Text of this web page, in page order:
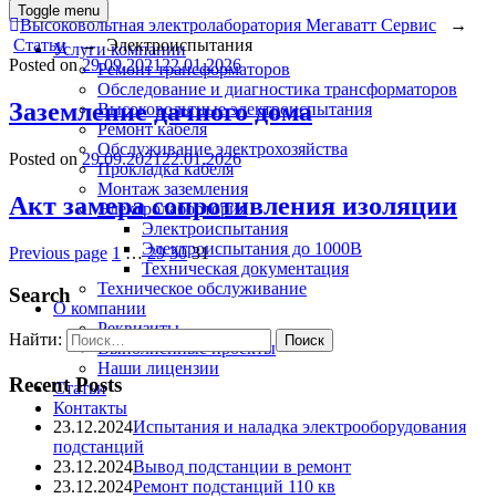
Toggle menu
Услуги компании
Ремонт трансформаторов
Обследование и диагностика трансформаторов
Высоковольтные электроиспытания
Ремонт кабеля
Обслуживание электрохозяйства
Прокладка кабеля
Монтаж заземления
Электролабортория
Электроиспытания
Электроиспытания до 1000В
Техническая документация
Техническое обслуживание
О компании
Реквизиты
Выполненные проекты
Наши лицензии
Статьи
Контакты
Высоковольтная электролаборатория Мегаватт Сервис
→
Статьи→Электроиспытания
Posted on29.09.202122.01.2026
Заземление дачного дома
Posted on29.09.202122.01.2026
Акт замера сопротивления изоляции
Previous page 1 … 29 30 31
Search
Найти:
Recent Posts
23.12.2024Испытания и наладка электрооборудования
подстанций
23.12.2024Вывод подстанции в ремонт
23.12.2024Ремонт подстанций 110 кв